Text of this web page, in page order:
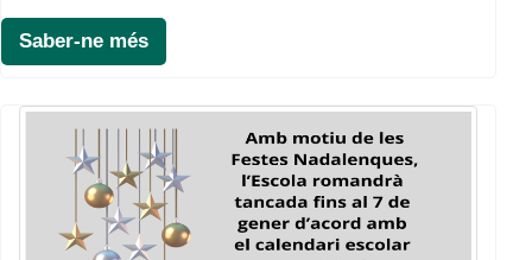
Saber-ne més